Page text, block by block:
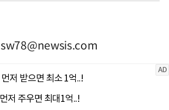
sw78@newsis.com